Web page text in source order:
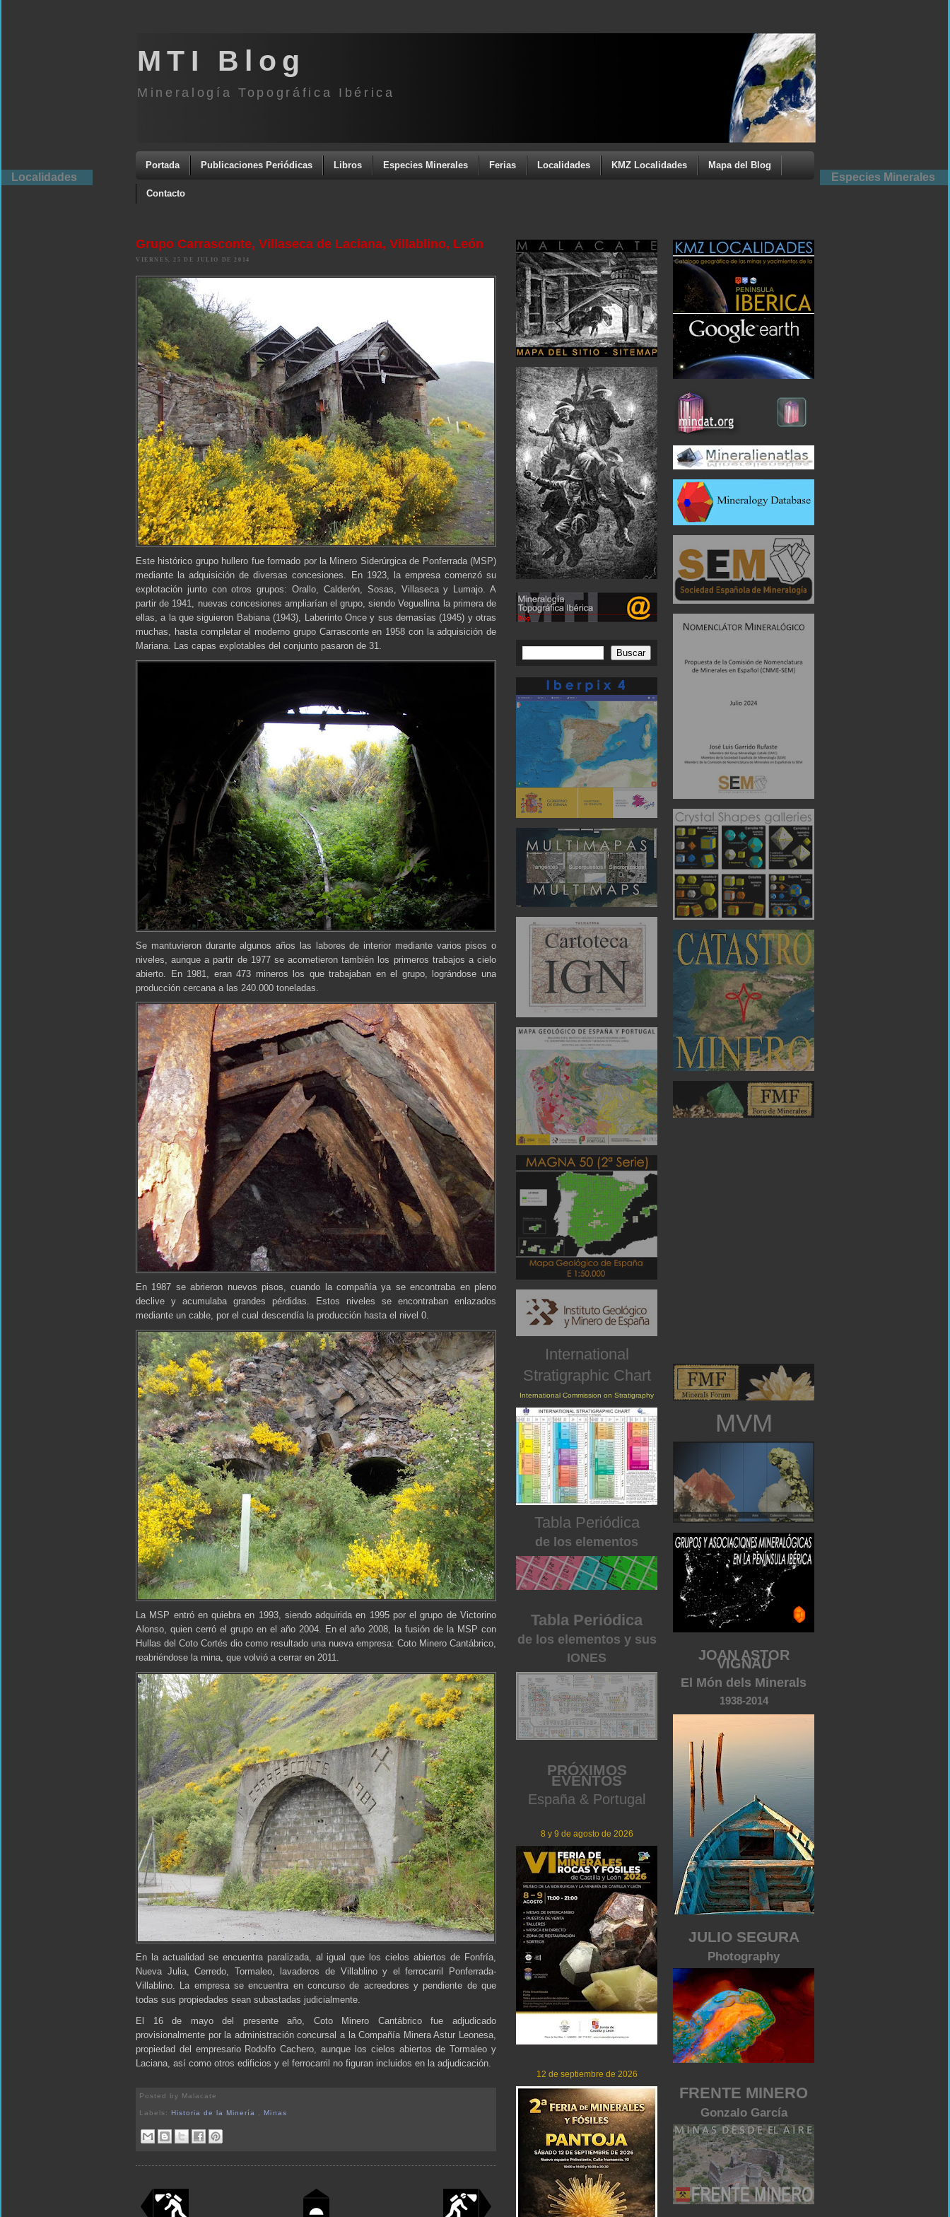
MTI Blog
Mineralogía Topográfica Ibérica
Portada Publicaciones Periódicas Libros Especies Minerales Ferias Localidades KMZ Localidades Mapa del Blog
Contacto
MVM
JOAN ASTOR
VIGNAU
El Món dels Minerals
1938-2014
JULIO SEGURA
Photography
FRENTE MINERO
Gonzalo García
Grupo Carrasconte, Villaseca de Laciana, Villablino, León
VIERNES, 25 DE JULIO DE 2014
Este histórico grupo hullero fue formado por la Minero Siderúrgica de Ponferrada (MSP)
mediante la adquisición de diversas concesiones. En 1923, la empresa comenzó su
explotación junto con otros grupos: Orallo, Calderón, Sosas, Villaseca y Lumajo. A
partir de 1941, nuevas concesiones ampliarían el grupo, siendo Veguellina la primera de
ellas, a la que siguieron Babiana (1943), Laberinto Once y sus demasías (1945) y otras
muchas, hasta completar el moderno grupo Carrasconte en 1958 con la adquisición de
Mariana. Las capas explotables del conjunto pasaron de 31.
Se mantuvieron durante algunos años las labores de interior mediante varios pisos o
niveles, aunque a partir de 1977 se acometieron también los primeros trabajos a cielo
abierto. En 1981, eran 473 mineros los que trabajaban en el grupo, lográndose una
producción cercana a las 240.000 toneladas.
En 1987 se abrieron nuevos pisos, cuando la compañía ya se encontraba en pleno
declive y acumulaba grandes pérdidas. Estos niveles se encontraban enlazados
mediante un cable, por el cual descendía la producción hasta el nivel 0.
La MSP entró en quiebra en 1993, siendo adquirida en 1995 por el grupo de Victorino
Alonso, quien cerró el grupo en el año 2004. En el año 2008, la fusión de la MSP con
Hullas del Coto Cortés dio como resultado una nueva empresa: Coto Minero Cantábrico,
reabriéndose la mina, que volvió a cerrar en 2011.
En la actualidad se encuentra paralizada, al igual que los cielos abiertos de Fonfría,
Nueva Julia, Cerredo, Tormaleo, lavaderos de Villablino y el ferrocarril Ponferrada-
Villablino. La empresa se encuentra en concurso de acreedores y pendiente de que
todas sus propiedades sean subastadas judicialmente.
El 16 de mayo del presente año, Coto Minero Cantábrico fue adjudicado
provisionalmente por la administración concursal a la Compañía Minera Astur Leonesa,
propiedad del empresario Rodolfo Cachero, aunque los cielos abiertos de Tormaleo y
Laciana, así como otros edificios y el ferrocarril no figuran incluidos en la adjudicación.
Posted by Malacate
Labels:Historia de la Minería ,Minas
International
Stratigraphic Chart
International Commission on Stratigraphy
Tabla Periódica
de los elementos
Tabla Periódica
de los elementos y sus
IONES
PRÓXIMOS
EVENTOS
España & Portugal
8 y 9 de agosto de 2026
12 de septiembre de 2026
Localidades Especies Minerales